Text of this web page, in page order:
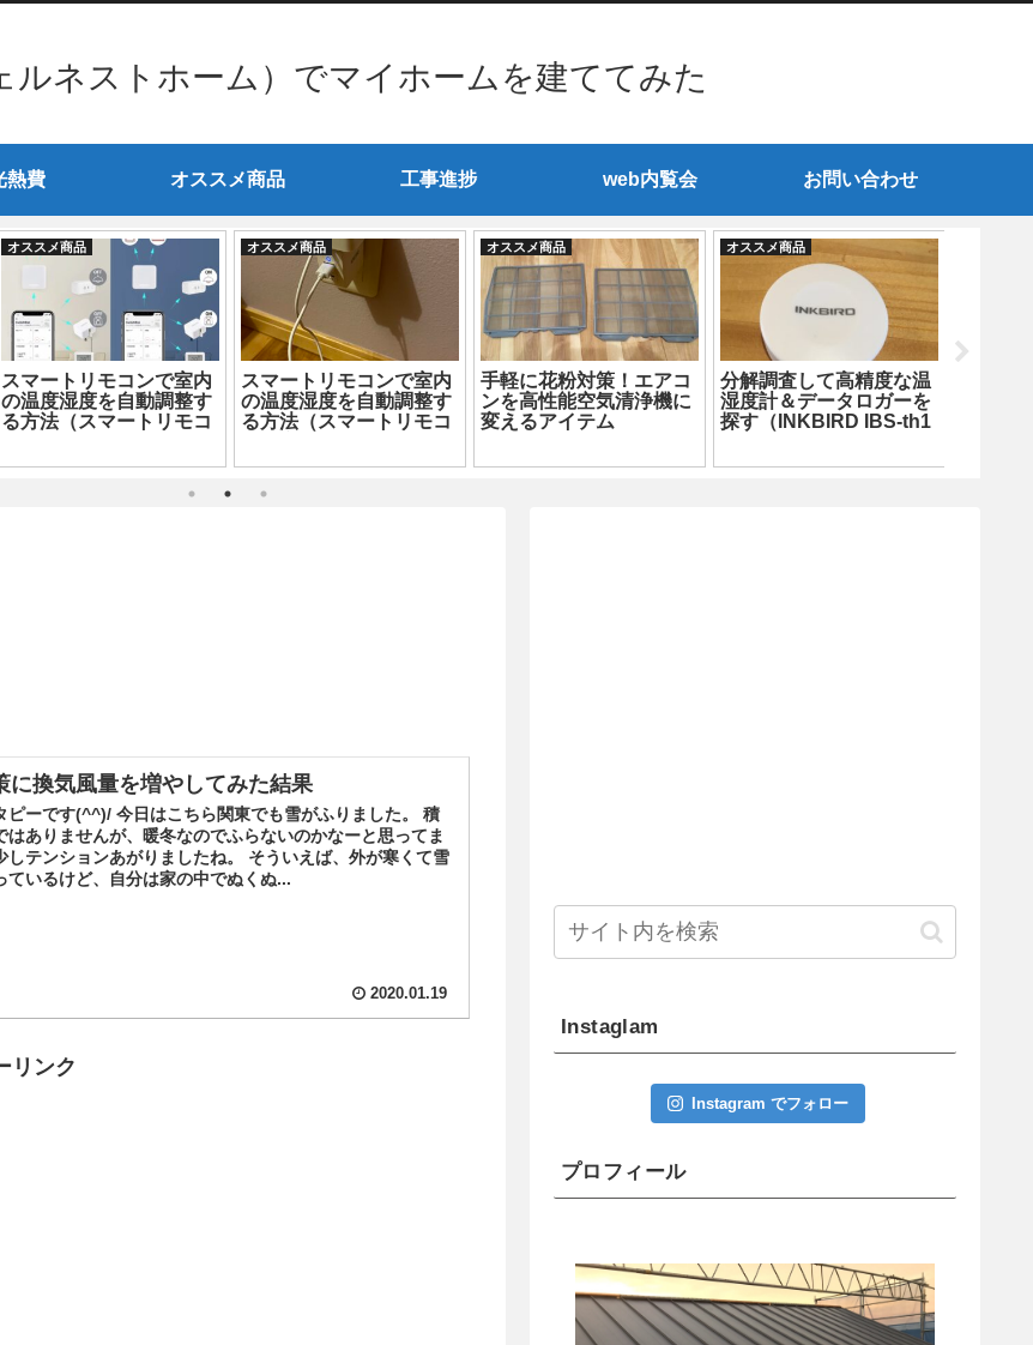
ルネストホーム）でマイホームを建ててみた
熱費 オススメ商品 工事進捗 web内覧会 お問い合わせ
オススメ商品
スマートリモコンで室内
の温度湿度を自動調整す
る方法（スマートリモコ
オススメ商品
スマートリモコンで室内
の温度湿度を自動調整す
る方法（スマートリモコ
オススメ商品
手軽に花粉対策！エアコ
ンを高性能空気清浄機に
変えるアイテム
オススメ商品
分解調査して高精度な温
湿度計＆データロガーを
探す（INKBIRD IBS-th1
に換気風量を増やしてみた結果
ピーです(^^)/ 今日はこちら関東でも雪がふりました。 積
はありませんが、暖冬なのでふらないのかなーと思ってま
しテンションあがりましたね。 そういえば、外が寒くて雪
ているけど、自分は家の中でぬくぬ...
2020.01.19
リンク
Instaglam
Instagram でフォロー
プロフィール